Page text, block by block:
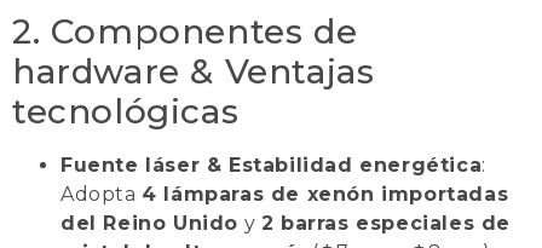
2. Componentes de
hardware & Ventajas
tecnológicas
Fuente láser & Estabilidad energética:
Adopta 4 lámparas de xenón importadas
del Reino Unido y 2 barras especiales de